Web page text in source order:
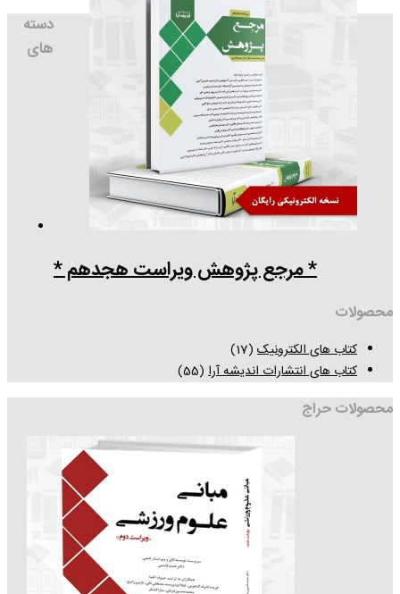
* مرجع پژوهش ویراست هجدهم *
دسته
های
محصولات
کتاب های الکترونیک (17)
کتاب های انتشارات اندیشه آرا (55)
محصولات حراج